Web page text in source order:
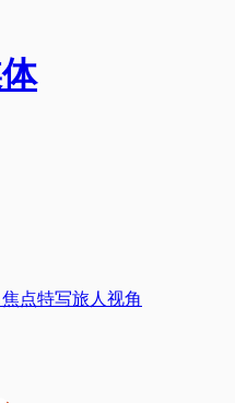
焦点特写旅人视角